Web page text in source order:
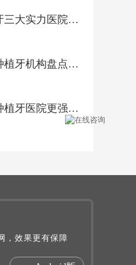
北京种植牙三大实力医院 —— 权威榜单上新，你会选哪家
北京十大种植牙机构盘点 —— 口碑与技术硬碰硬对比
北京哪家种植牙医院更强 —— 技术与性价比双重实测
，效果更有保障